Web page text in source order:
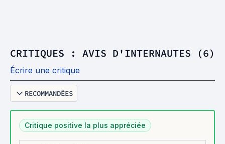
CRITIQUES : AVIS D'INTERNAUTES (6)
Écrire une critique
RECOMMANDÉES
Critique positive la plus appréciée